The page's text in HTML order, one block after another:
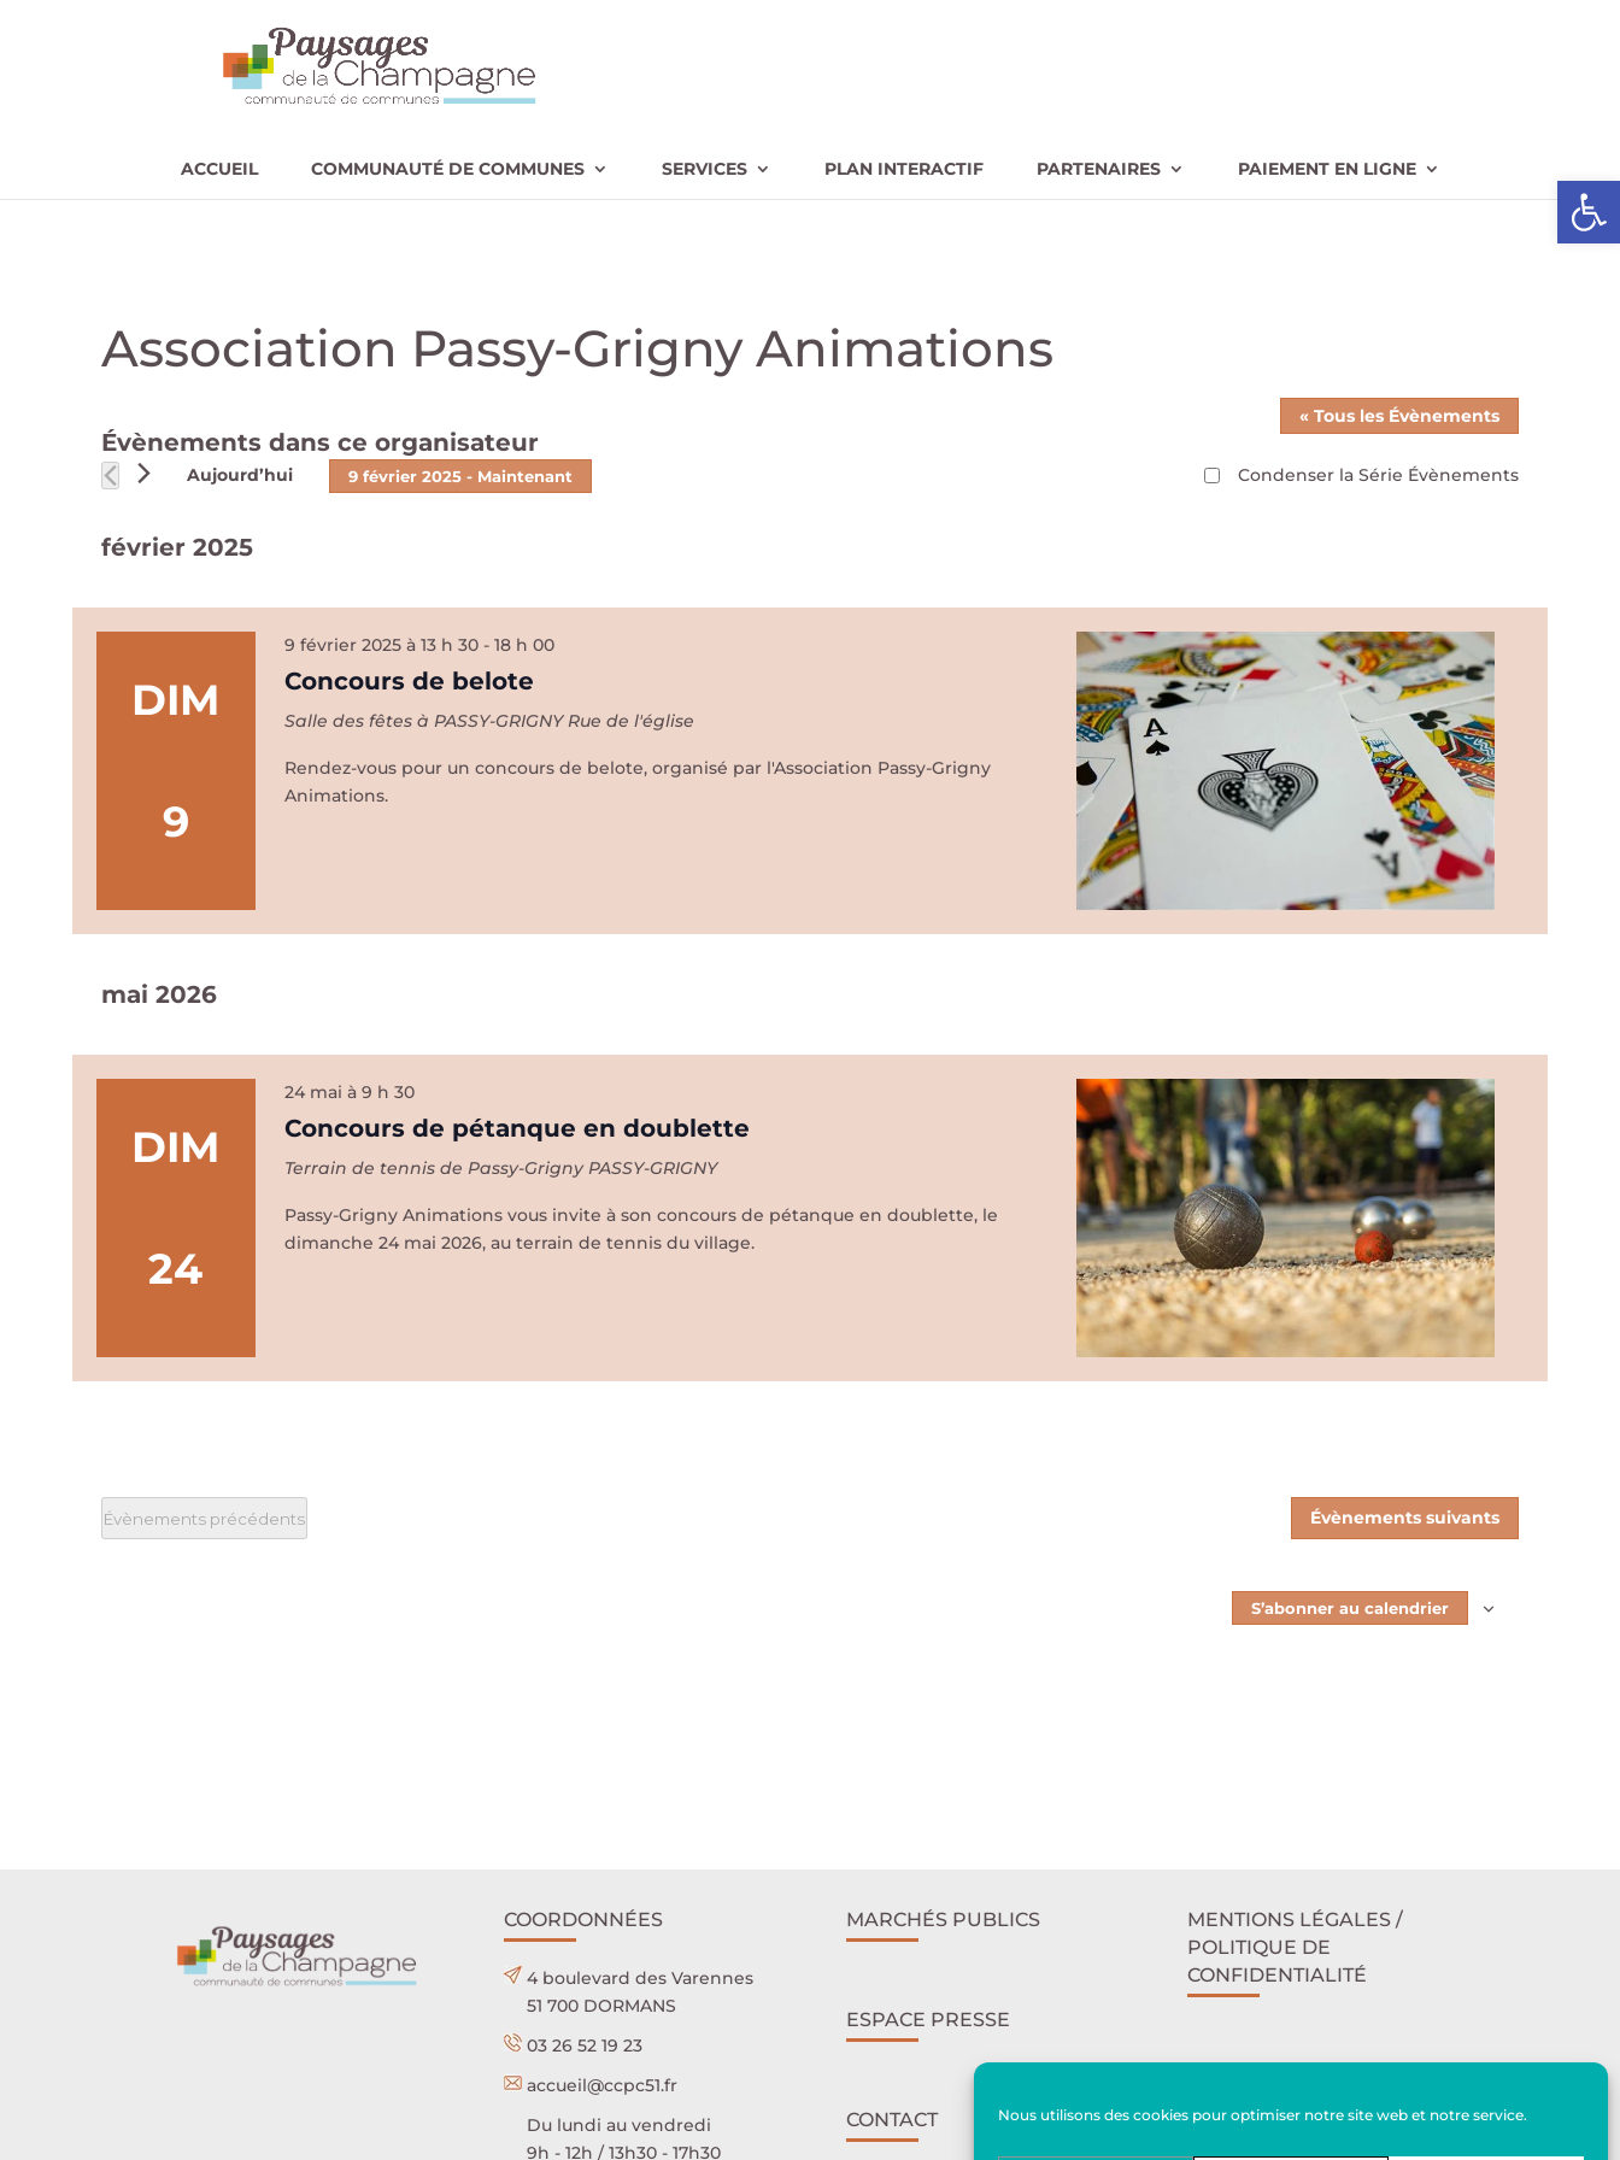
Ouvrir
Nous utilisons des cookies pour optimiser notre site web et notre service.
ACCUEIL COMMUNAUTÉ DE COMMUNES SERVICES PLAN INTERACTIF PARTENAIRES PAIEMENT EN LIGNE
Association Passy-Grigny Animations
« Tous les Évènements
Évènements dans ce organisateur
Aujourd’hui 9 février 2025 - Maintenant Condenser la Série Évènements
février 2025
DIM
9
Concours de belote
9 février 2025 à 13 h 30- 18 h 00
Salle des fêtes à PASSY-GRIGNYRue de l'église
Rendez-vous pour un concours de belote, organisé par l'Association Passy-Grigny
Animations.
mai 2026
DIM
24
Concours de pétanque en doublette
24 mai à 9 h 30
Terrain de tennis de Passy-GrignyPASSY-GRIGNY
Passy-Grigny Animations vous invite à son concours de pétanque en doublette, le
dimanche 24 mai 2026, au terrain de tennis du village.
Évènements précédents Évènements suivants
S’abonner au calendrier
COORDONNÉES
4 boulevard des Varennes
51 700 DORMANS
03 26 52 19 23
accueil@ccpc51.fr
Du lundi au vendredi
9h - 12h / 13h30 - 17h30
MARCHÉS PUBLICS
ESPACE PRESSE
CONTACT
MENTIONS LÉGALES /
POLITIQUE DE
CONFIDENTIALITÉ